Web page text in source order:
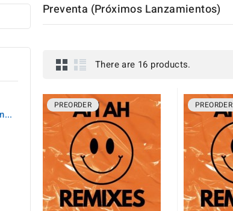
Preventa (Próximos Lanzamientos)
There are 16 products.
PREORDER PREORDER